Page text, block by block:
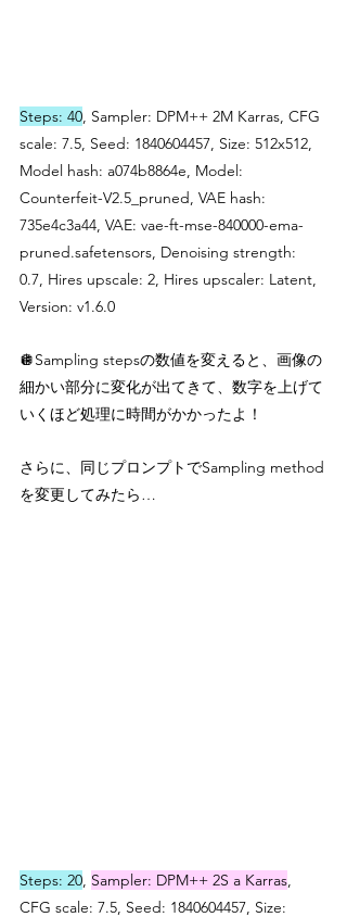
Steps: 40, Sampler: DPM++ 2M Karras, CFG
scale: 7.5, Seed: 1840604457, Size: 512x512,
Model hash: a074b8864e, Model:
Counterfeit-V2.5_pruned, VAE hash:
735e4c3a44, VAE: vae-ft-mse-840000-ema-
pruned.safetensors, Denoising strength:
0.7, Hires upscale: 2, Hires upscaler: Latent,
Version: v1.6.0
🪩Sampling stepsの数値を変えると、画像の
細かい部分に変化が出てきて、数字を上げて
いくほど処理に時間がかかったよ！
さらに、同じプロンプトでSampling method
を変更してみたら…
Steps: 20, Sampler: DPM++ 2S a Karras,
CFG scale: 7.5, Seed: 1840604457, Size: